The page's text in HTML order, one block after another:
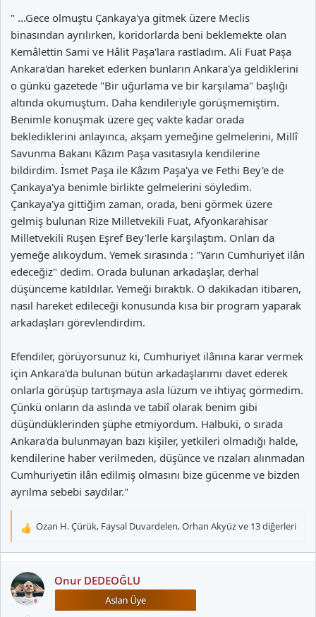
" ...Gece olmuştu Çankaya'ya gitmek üzere Meclis
binasından ayrılırken, koridorlarda beni beklemekte olan
Kemâlettin Sami ve Hâlit Paşa'lara rastladım. Ali Fuat Paşa
Ankara'dan hareket ederken bunların Ankara'ya geldiklerini
o günkü gazetede "Bir uğurlama ve bir karşılama" başlığı
altında okumuştum. Daha kendileriyle görüşmemiştim.
Benimle konuşmak üzere geç vakte kadar orada
beklediklerini anlayınca, akşam yemeğine gelmelerini, Millî
Savunma Bakanı Kâzım Paşa vasıtasıyla kendilerine
bildirdim. İsmet Paşa ile Kâzım Paşa'ya ve Fethi Bey'e de
Çankaya'ya benimle birlikte gelmelerini söyledim.
Çankaya'ya gittiğim zaman, orada, beni görmek üzere
gelmiş bulunan Rize Milletvekili Fuat, Afyonkarahisar
Milletvekili Ruşen Eşref Bey'lerle karşılaştım. Onları da
yemeğe alıkoydum. Yemek sırasında : "Yarın Cumhuriyet ilân
edeceğiz" dedim. Orada bulunan arkadaşlar, derhal
düşünceme katıldılar. Yemeği bıraktık. O dakikadan itibaren,
nasıl hareket edileceği konusunda kısa bir program yaparak
arkadaşları görevlendirdim.
Efendiler, görüyorsunuz ki, Cumhuriyet ilânına karar vermek
için Ankara'da bulunan bütün arkadaşlarımı davet ederek
onlarla görüşüp tartışmaya asla lüzum ve ihtiyaç görmedim.
Çünkü onların da aslında ve tabiî olarak benim gibi
düşündüklerinden şüphe etmiyordum. Halbuki, o sırada
Ankara'da bulunmayan bazı kişiler, yetkileri olmadığı halde,
kendilerine haber verilmeden, düşünce ve rızaları alınmadan
Cumhuriyetin ilân edilmiş olmasını bize gücenme ve bizden
ayrılma sebebi saydılar."
T
k
i
l
Ozan H. Çürük, Faysal Duvardelen,Orhan Akyüzve 13 diğerleri
Onur DEDEOĞLU